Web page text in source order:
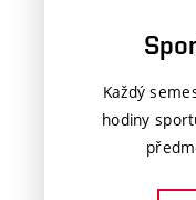
Každý
hodiny